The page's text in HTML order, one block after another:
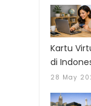
Kartu
di
28 May